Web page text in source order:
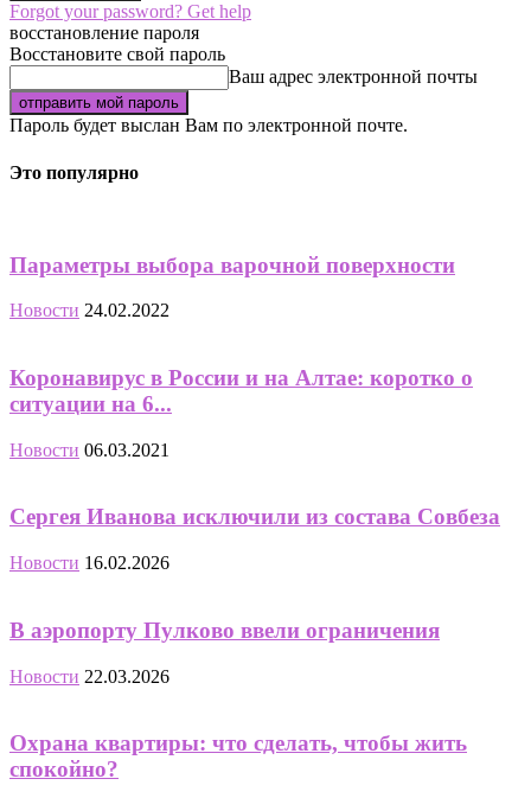
Forgot your password? Get help
восстановление пароля
Восстановите свой пароль
Ваш адрес электронной почты
Пароль будет выслан Вам по электронной почте.
Это популярно
Параметры выбора варочной поверхности
Новости 24.02.2022
Коронавирус в России и на Алтае: коротко о
ситуации на 6...
Новости 06.03.2021
Сергея Иванова исключили из состава Совбеза
Новости 16.02.2026
В аэропорту Пулково ввели ограничения
Новости 22.03.2026
Охрана квартиры: что сделать, чтобы жить
спокойно?